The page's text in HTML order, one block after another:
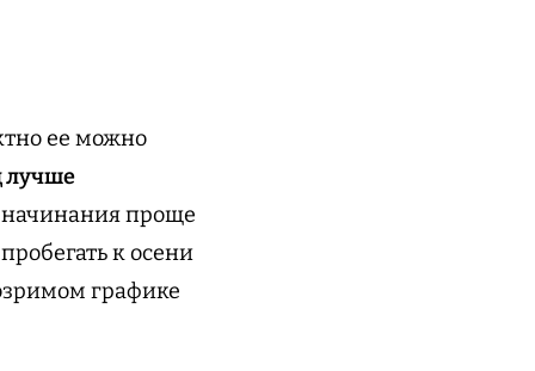
ее можно
лучше
проще
к осени
графике